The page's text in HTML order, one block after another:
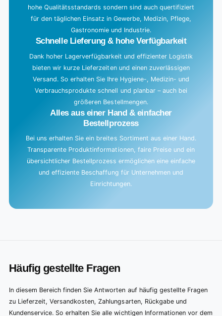
hohe Qualitätsstandards sondern sind auch quertifiziert
für den täglichen Einsatz in Gewerbe, Medizin, Pflege,
Gastronomie und Industrie.
Schnelle Lieferung & hohe Verfügbarkeit
Dank hoher Lagerverfügbarkeit und effizienter Logistik
bieten wir kurze Lieferzeiten und einen zuverlässigen
Versand. So erhalten Sie Ihre Hygiene-, Medizin- und
Verbrauchsprodukte schnell und planbar – auch bei
größeren Bestellmengen.
Alles aus einer Hand & einfacher
Bestellprozess
Bei uns erhalten Sie ein breites Sortiment aus einer Hand.
Transparente Produktinformationen, faire Preise und ein
übersichtlicher Bestellprozess ermöglichen eine einfache
und effiziente Beschaffung für Unternehmen und
Einrichtungen.
Häufig gestellte Fragen
In diesem Bereich finden Sie Antworten auf häufig gestellte Fragen
zu Lieferzeit, Versandkosten, Zahlungsarten, Rückgabe und
Kundenservice. So erhalten Sie alle wichtigen Informationen vor dem